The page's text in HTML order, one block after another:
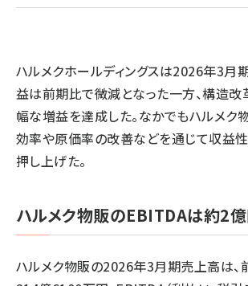
ハルメクホールディングスは2026年3月
益は前期比で微減となった一方、構造改
幅な増益を達成した。なかでもハルメク
効率や原価率の改善などを通じて収益
押し上げた。
ハルメク物販のEBITDAは約2
ハルメク物販の2026年3月期売上高は